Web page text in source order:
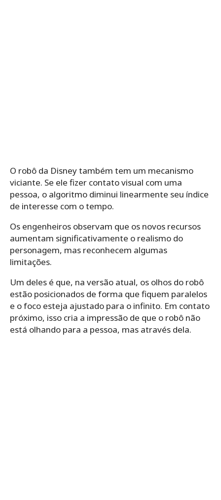
O robô da Disney também tem um mecanismo
viciante. Se ele fizer contato visual com uma
pessoa, o algoritmo diminui linearmente seu índice
de interesse com o tempo.
Os engenheiros observam que os novos recursos
aumentam significativamente o realismo do
personagem, mas reconhecem algumas
limitações.
Um deles é que, na versão atual, os olhos do robô
estão posicionados de forma que fiquem paralelos
e o foco esteja ajustado para o infinito. Em contato
próximo, isso cria a impressão de que o robô não
está olhando para a pessoa, mas através dela.